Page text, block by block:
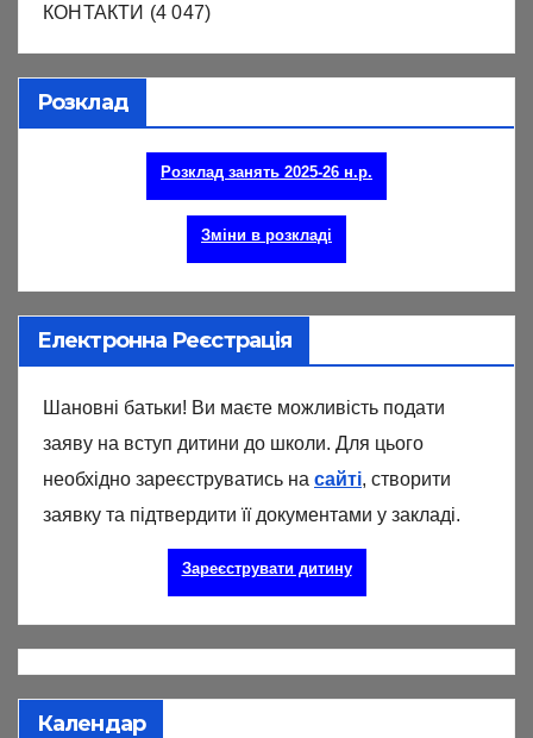
КОНТАКТИ (4 047)
Розклад
Розклад занять 2025-26 н.р.
Зміни в розкладі
Електронна Реєстрація
Шановні батьки! Ви маєте можливість подати
заяву на вступ дитини до школи. Для цього
необхідно зареєструватись на сайті, створити
заявку та підтвердити її документами у закладі.
Зареєструвати дитину
Календар